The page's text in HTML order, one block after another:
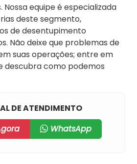
Nossa equipe é especializada
deste segmento,
de desentupimento
Não deixe que problemas de
suas operações; entre em
descubra como podemos
DE ATENDIMENTO
WhatsApp